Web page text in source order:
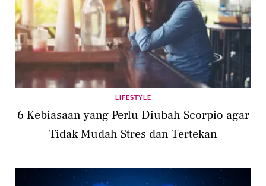
LIFESTYLE
6 Kebiasaan yang Perlu Diubah Scorpio agar
Tidak Mudah Stres dan Tertekan